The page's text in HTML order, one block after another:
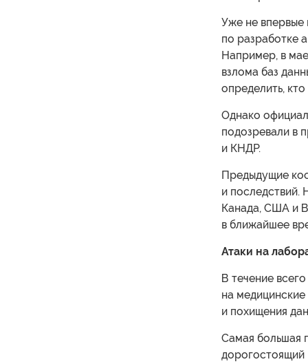
Уже не впервые
по разработке
Например, в
взлома баз
определить,
Однако
подозревали в
и КНДР.
Предыдущие
и последствий.
Канада, США и
в ближайшее
Атаки на
В течение
на
и похищения
Самая большая
дорогостоящий